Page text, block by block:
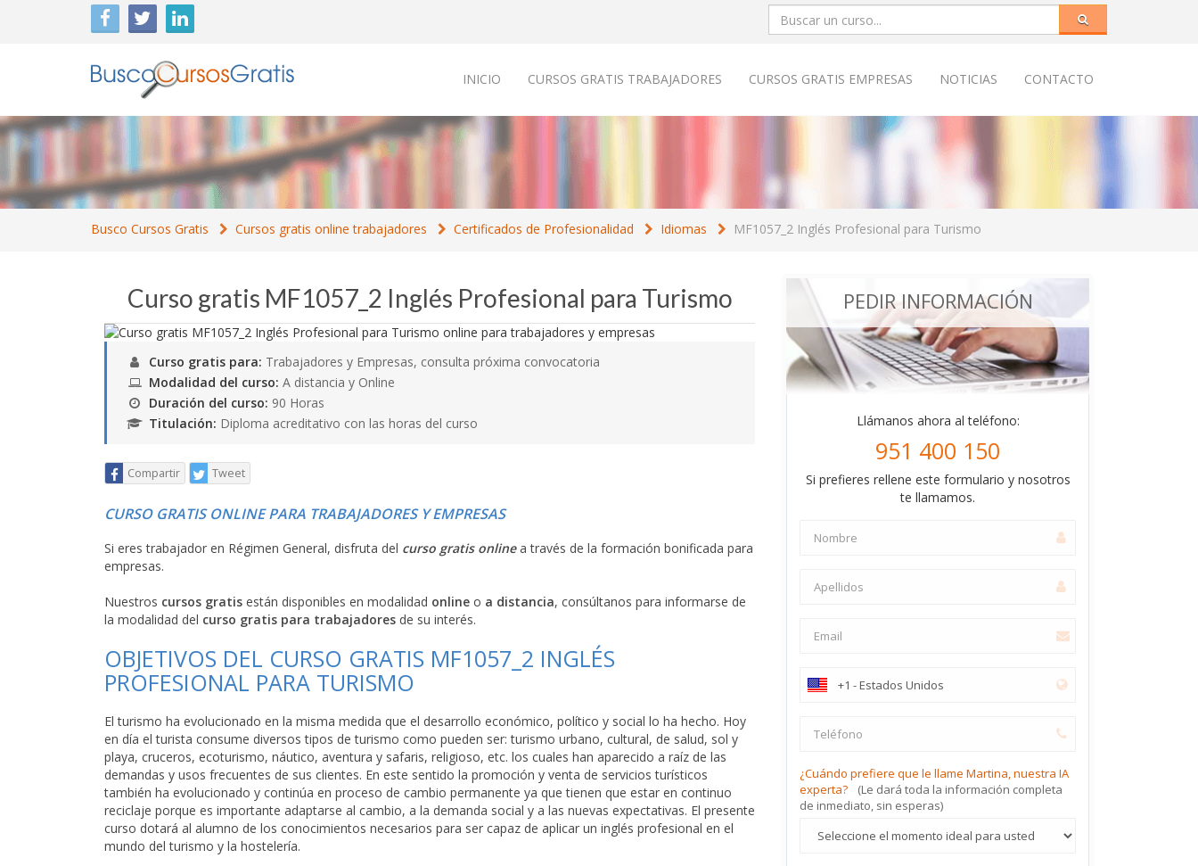
INICIO CURSOS GRATIS TRABAJADORES CURSOS GRATIS EMPRESAS NOTICIAS CONTACTO
Busco Cursos Gratis Cursos gratis online trabajadores Certificados de Profesionalidad Idiomas MF1057_2 Inglés Profesional para Turismo
Curso gratis MF1057_2 Inglés Profesional para Turismo
Curso gratis para: Trabajadores y Empresas, consulta próxima convocatoria
Modalidad del curso: A distancia y Online
Duración del curso: 90 Horas
Titulación: Diploma acreditativo con las horas del curso
Compartir Tweet
CURSO GRATIS ONLINE PARA TRABAJADORES Y EMPRESAS
Si eres trabajador en Régimen General, disfruta del curso gratis onlinea través de la formación bonificada para
empresas.
Nuestros cursos gratis están disponibles en modalidad online o a distancia, consúltanos para informarse de
la modalidad del curso gratis para trabajadores de su interés.
OBJETIVOS DEL CURSO GRATIS MF1057_2 INGLÉS
PROFESIONAL PARA TURISMO
El turismo ha evolucionado en la misma medida que el desarrollo económico, político y social lo ha hecho. Hoy
en día el turista consume diversos tipos de turismo como pueden ser: turismo urbano, cultural, de salud, sol y
playa, cruceros, ecoturismo, náutico, aventura y safaris, religioso, etc. los cuales han aparecido a raíz de las
demandas y usos frecuentes de sus clientes. En este sentido la promoción y venta de servicios turísticos
también ha evolucionado y continúa en proceso de cambio permanente ya que tienen que estar en continuo
reciclaje porque es importante adaptarse al cambio, a la demanda social y a las nuevas expectativas. El presente
curso dotará al alumno de los conocimientos necesarios para ser capaz de aplicar un inglés profesional en el
mundo del turismo y la hostelería.
PEDIR INFORMACIÓN
Llámanos ahora al teléfono:
951 400 150
Si prefieres rellene este formulario y nosotros
te llamamos.
¿Cuándo prefiere que le llame Martina, nuestra IA
experta?
(Le dará toda la información completa
de inmediato, sin esperas)